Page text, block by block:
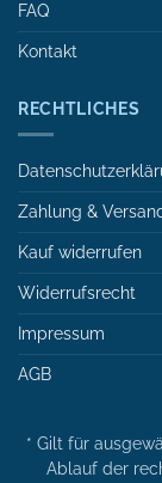
FAQ
Kontakt
RECHTLICHES
Zahlung &
Kauf widerrufen
Widerrufsrecht
Impressum
AGB
* Gilt für
Ablauf der